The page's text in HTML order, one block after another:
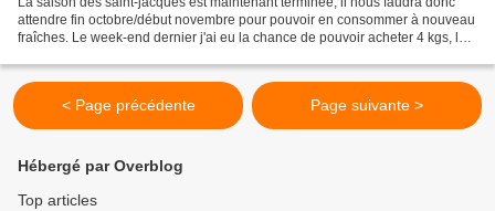
attendre fin octobre/début novembre pour pouvoir en consommer à nouveau
fraîches. Le week-end dernier j'ai eu la chance de pouvoir acheter 4 kgs, les
< Page précédente Page suivante >
Hébergé par Overblog
Top articles